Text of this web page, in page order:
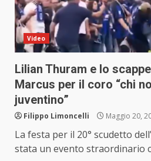
Video
Lilian Thuram e lo
Marcus per il coro “chi
juventino”
Filippo Limoncelli Maggio 20,
La festa per il 20° scudetto
stata un evento straordinario